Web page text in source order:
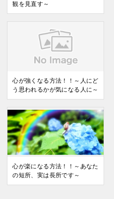
観を見直す～
心が強くなる方法！！～人にど
う思われるかが気になる人に～
心が楽になる方法！！～あなた
の短所、実は長所です～